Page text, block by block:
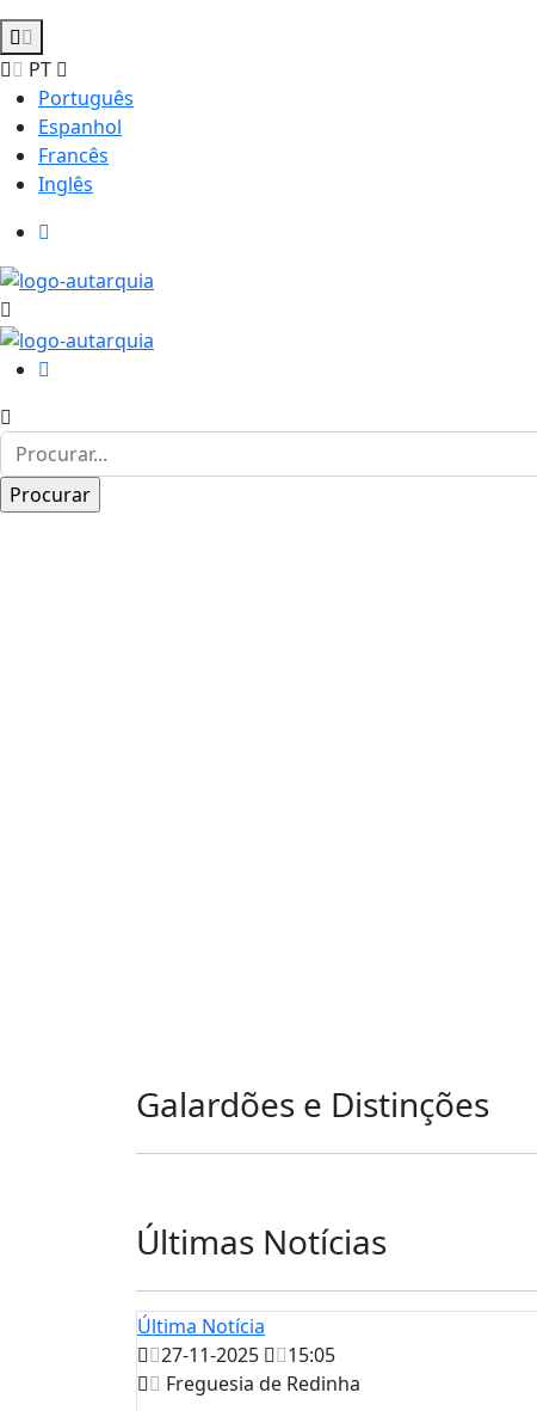
PT
Português
Espanhol
Francês
Inglês
Galardões e Distinções
Últimas Notícias
Última Notícia
27-11-2025
15:05
Freguesia de Redinha